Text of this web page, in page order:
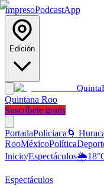
ImpresoPodcastApp
Edición
Quinta
Quintana Roo
Suscríbete gratis
PortadaPoliciaca 🌀
RooMéxicoPolítica
Inicio/Espectáculos🌦️18
Espectáculos